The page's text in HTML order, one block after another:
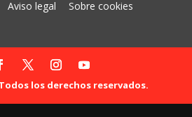
Aviso legal Sobre cookies
los derechos reservados.